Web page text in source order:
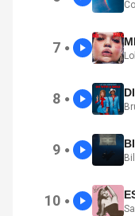
7 ●
8 ●
9 ●
10 ●